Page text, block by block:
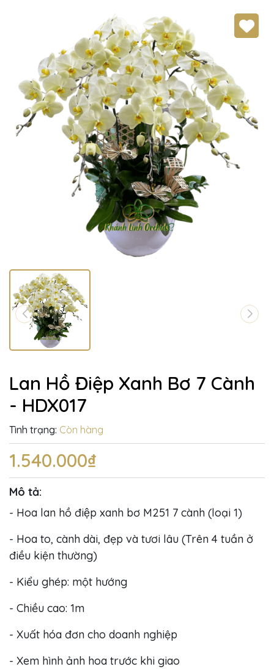
Lan Hồ Điệp Xanh Bơ 7 Cành
- HDX017
Tình trạng: Còn hàng
1.540.000₫
Mô tả:
- Hoa lan hồ điệp xanh bơ M251 7 cành (loại 1)
- Hoa to, cành dài, đẹp và tươi lâu (Trên 4 tuần ở
điều kiện thường)
- Kiểu ghép: một hướng
- Chiều cao: 1m
- Xuất hóa đơn cho doanh nghiệp
- Xem hình ảnh hoa trước khi giao